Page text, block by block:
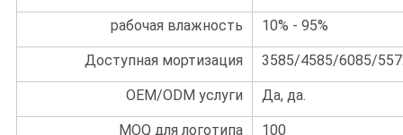
рабочая влажность 10% - 95%
Доступная мортизация 3585/4585/6085/
OEM/ODM услуги Да, да.
MOQ для логотипа 100